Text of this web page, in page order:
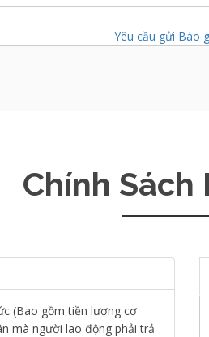
Yêu cầu gửi Báo
Chính Sách
(Bao gồm tiền lương cơ
mà người lao động phải trả